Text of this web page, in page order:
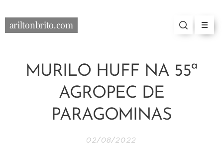
ariltonbrito.com
MURILO HUFF NA 55ª
AGROPEC DE
PARAGOMINAS
02/08/2022